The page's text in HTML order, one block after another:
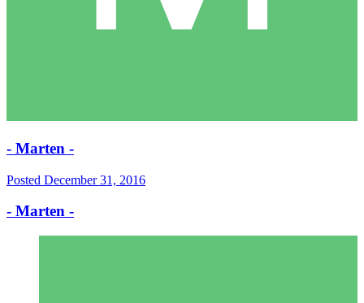
- Marten -
Posted December 31, 2016
- Marten -